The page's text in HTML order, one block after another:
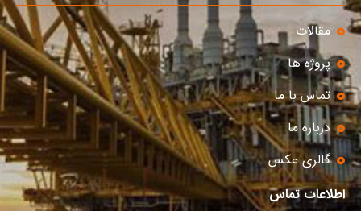
مقالات
پروژه ها
تماس با ما
درباره ما
گالری عکس
اطلاعات تماس